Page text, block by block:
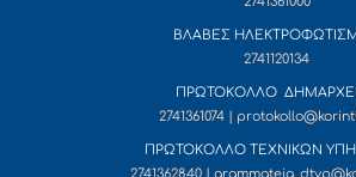
ΒΛΑΒΕΣ
2741120134
ΠΡΩΤΟΚΟΛΛΟ
2741361074 |
ΠΡΩΤΟΚΟΛΛΟ ΤΕΧΝΙΚΩΝ
2741362840 |